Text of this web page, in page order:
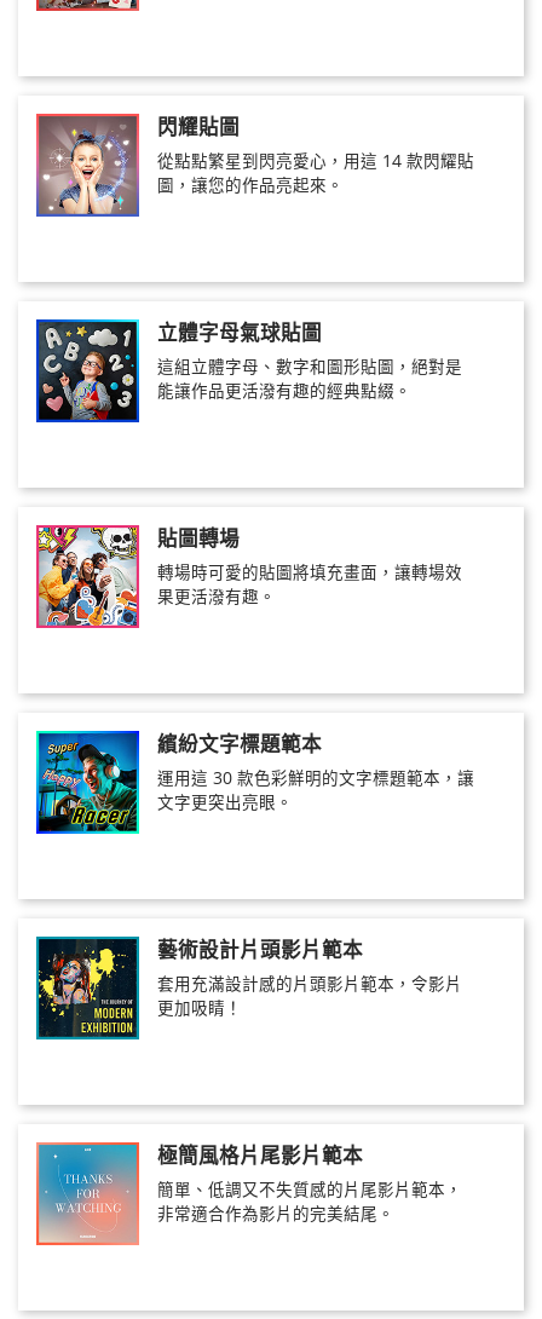
閃耀貼圖
從點點繁星到閃亮愛心，用這 14 款閃耀貼
圖，讓您的作品亮起來。
立體字母氣球貼圖
這組立體字母、數字和圖形貼圖，絕對是
能讓作品更活潑有趣的經典點綴。
貼圖轉場
轉場時可愛的貼圖將填充畫面，讓轉場效
果更活潑有趣。
繽紛文字標題範本
運用這 30 款色彩鮮明的文字標題範本，讓
文字更突出亮眼。
藝術設計片頭影片範本
套用充滿設計感的片頭影片範本，令影片
更加吸睛！
極簡風格片尾影片範本
簡單、低調又不失質感的片尾影片範本，
非常適合作為影片的完美結尾。